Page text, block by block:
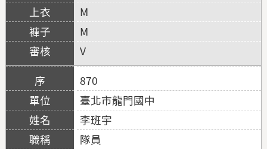
M
M
V
870
臺北市龍門國中
李班宇
隊員